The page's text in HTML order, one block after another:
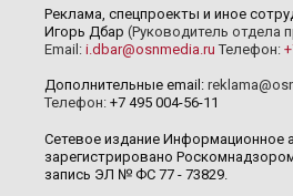
Реклама, спецпроекты и иное
Игорь Дбар (Руководитель отдела
Email: i.dbar@osnmedia.ru Телефон:
Дополнительные email:
Телефон: +7 495 004-56-11
Сетевое издание Информационное
зарегистрировано
запись ЭЛ № ФС 77 - 73829.